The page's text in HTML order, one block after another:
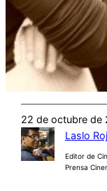
22 de octubre de
Laslo
Editor de
Prensa